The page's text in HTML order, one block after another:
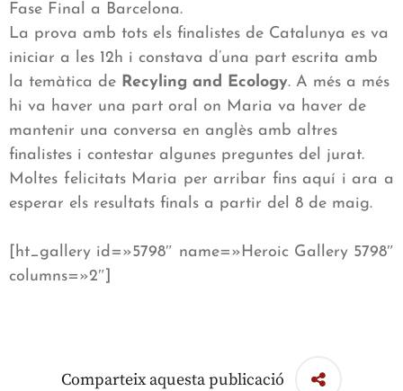
Fase Final a Barcelona.
La prova amb tots els finalistes de Catalunya es va
iniciar a les 12h i constava d’una part escrita amb
la temàtica de Recyling and Ecology. A més a més
hi va haver una part oral on Maria va haver de
mantenir una conversa en anglès amb altres
finalistes i contestar algunes preguntes del jurat.
Moltes felicitats Maria per arribar fins aquí i ara a
esperar els resultats finals a partir del 8 de maig.
[ht_gallery id=»5798″ name=»Heroic Gallery 5798″
columns=»2″]
Comparteix aquesta publicació